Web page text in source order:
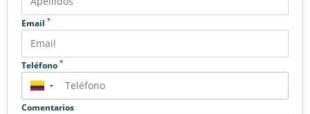
Email *
Teléfono *
▼
Comentarios